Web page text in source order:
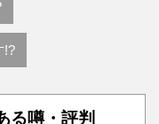
!?
る噂・評判